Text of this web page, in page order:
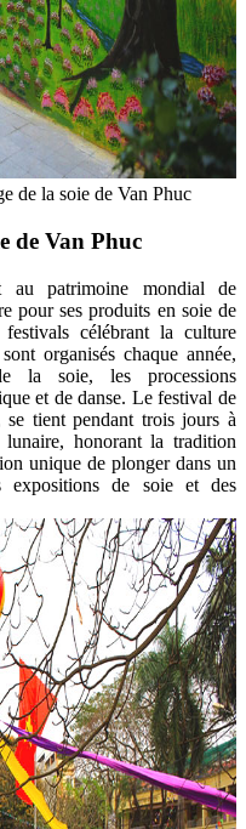
de la soie de Van Phuc
de Van Phuc
au patrimoine mondial de
pour ses produits en soie de
célébrant la culture
organisés chaque année,
la soie, les processions
et de danse. Le festival de
tient pendant trois jours à
honorant la tradition
unique de plonger dans un
expositions de soie et des